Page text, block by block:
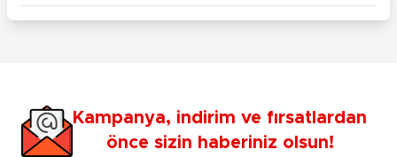
Kampanya, indirim ve fırsatlardan
önce sizin haberiniz olsun!